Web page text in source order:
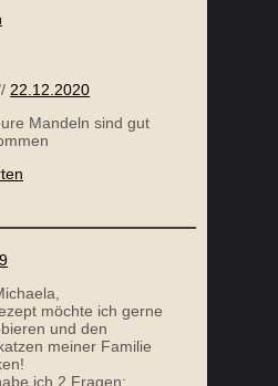
22.12.2020
Mandeln sind gut
möchte ich gerne
und den
meiner Familie
ich 2 Fragen: